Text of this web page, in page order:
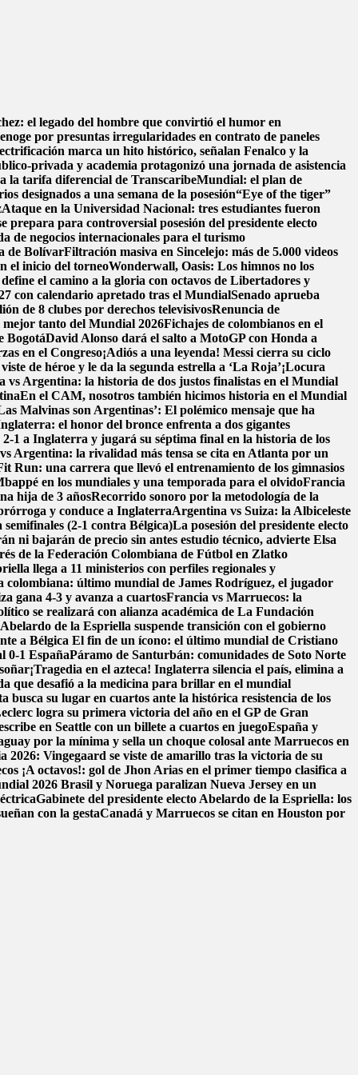
el legado del hombre que convirtió el humor en
por presuntas irregularidades en contrato de paneles
marca un hito histórico, señalan Fenalco y la
privada y academia protagonizó una jornada de asistencia
la tarifa diferencial de TranscaribeMundial: el plan de
designados a una semana de la posesión“Eye of the tiger”
Ataque en la Universidad Nacional: tres estudiantes fueron
prepara para controversial posesión del presidente electo
de negocios internacionales para el turismo
de BolívarFiltración masiva en Sincelejo: más de 5.000 videos
el inicio del torneoWonderwall, Oasis: Los himnos no los
el camino a la gloria con octavos de Libertadores y
con calendario apretado tras el MundialSenado aprueba
de 8 clubes por derechos televisivosRenuncia de
mejor tanto del Mundial 2026Fichajes de colombianos en el
BogotáDavid Alonso dará el salto a MotoGP con Honda a
en el Congreso¡Adiós a una leyenda! Messi cierra su ciclo
de héroe y le da la segunda estrella a ‘La Roja’¡Locura
vs Argentina: la historia de dos justos finalistas en el Mundial
En el CAM, nosotros también hicimos historia en el Mundial
Malvinas son Argentinas’: El polémico mensaje que ha
el honor del bronce enfrenta a dos gigantes
1 a Inglaterra y jugará su séptima final en la historia de los
Argentina: la rivalidad más tensa se cita en Atlanta por un
Run: una carrera que llevó el entrenamiento de los gimnasios
en los mundiales y una temporada para el olvidoFrancia
hija de 3 añosRecorrido sonoro por la metodología de la
y conduce a InglaterraArgentina vs Suiza: la Albiceleste
(2-1 contra Bélgica)La posesión del presidente electo
ni bajarán de precio sin antes estudio técnico, advierte Elsa
de la Federación Colombiana de Fútbol en Zlatko
llega a 11 ministerios con perfiles regionales y
colombiana: último mundial de James Rodríguez, el jugador
gana 4-3 y avanza a cuartosFrancia vs Marruecos: la
se realizará con alianza académica de La Fundación
de la Espriella suspende transición con el gobierno
a Bélgica El fin de un ícono: el último mundial de Cristiano
0-1 EspañaPáramo de Santurbán: comunidades de Soto Norte
¡Tragedia en el azteca! Inglaterra silencia el país, elimina a
que desafió a la medicina para brillar en el mundial
busca su lugar en cuartos ante la histórica resistencia de los
logra su primera victoria del año en el GP de Gran
en Seattle con un billete a cuartos en juegoEspaña y
por la mínima y sella un choque colosal ante Marruecos en
2026: Vingegaard se viste de amarillo tras la victoria de su
¡A octavos!: gol de Jhon Arias en el primer tiempo clasifica a
2026 Brasil y Noruega paralizan Nueva Jersey en un
Gabinete del presidente electo Abelardo de la Espriella: los
con la gestaCanadá y Marruecos se citan en Houston por